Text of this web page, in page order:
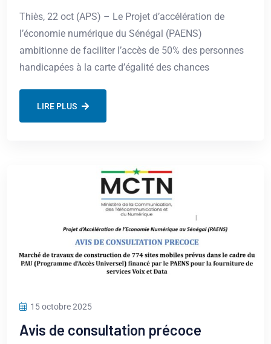
Thiès, 22 oct (APS) – Le Projet d’accélération de
l’économie numérique du Sénégal (PAENS)
ambitionne de faciliter l’accès de 50% des personnes
handicapées à la carte d’égalité des chances
LIRE PLUS
15 octobre 2025
Avis de consultation précoce